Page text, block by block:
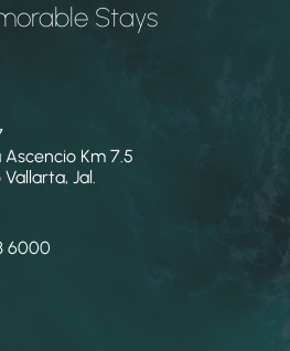
Stays
Km 7.5
Jal.
6000